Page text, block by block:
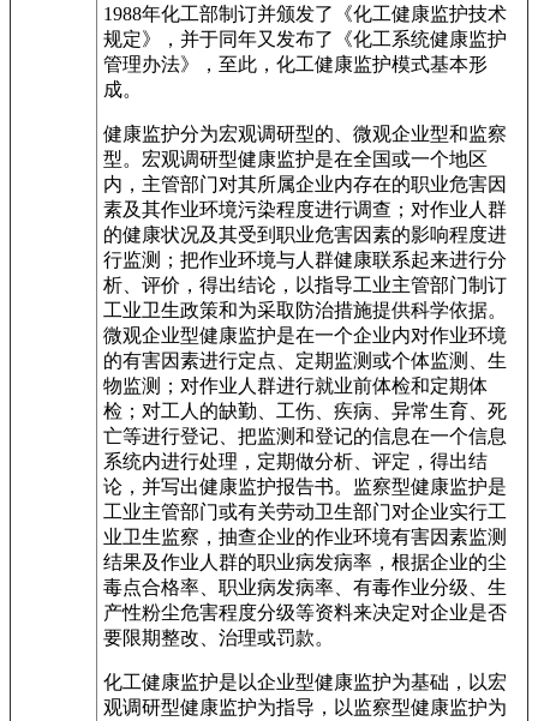
1988年化工部制订并颁发了《化工健康监护技术
规定》，并于同年又发布了《化工系统健康监护
管理办法》，至此，化工健康监护模式基本形
成。
健康监护分为宏观调研型的、微观企业型和监察
型。宏观调研型健康监护是在全国或一个地区
内，主管部门对其所属企业内存在的职业危害因
素及其作业环境污染程度进行调查；对作业人群
的健康状况及其受到职业危害因素的影响程度进
行监测；把作业环境与人群健康联系起来进行分
析、评价，得出结论，以指导工业主管部门制订
工业卫生政策和为采取防治措施提供科学依据。
微观企业型健康监护是在一个企业内对作业环境
的有害因素进行定点、定期监测或个体监测、生
物监测；对作业人群进行就业前体检和定期体
检；对工人的缺勤、工伤、疾病、异常生育、死
亡等进行登记、把监测和登记的信息在一个信息
系统内进行处理，定期做分析、评定，得出结
论，并写出健康监护报告书。监察型健康监护是
工业主管部门或有关劳动卫生部门对企业实行工
业卫生监察，抽查企业的作业环境有害因素监测
结果及作业人群的职业病发病率，根据企业的尘
毒点合格率、职业病发病率、有毒作业分级、生
产性粉尘危害程度分级等资料来决定对企业是否
要限期整改、治理或罚款。
化工健康监护是以企业型健康监护为基础，以宏
观调研型健康监护为指导，以监察型健康监护为